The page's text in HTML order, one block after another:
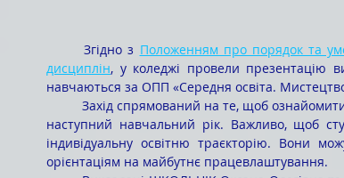
	Згідно з
Положенням про порядок та
дисциплін, у коледжі провели презентацію
навчаються за ОПП «Середня освіта.
наступний навчальний рік. Важливо, щоб
індивідуальну освітню траєкторію. Вони
орієнтаціям на майбутнє працевлаштування.